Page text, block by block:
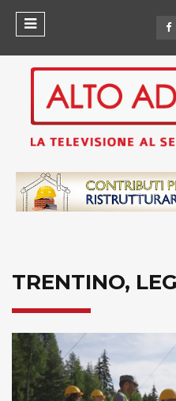
TRENTINO,